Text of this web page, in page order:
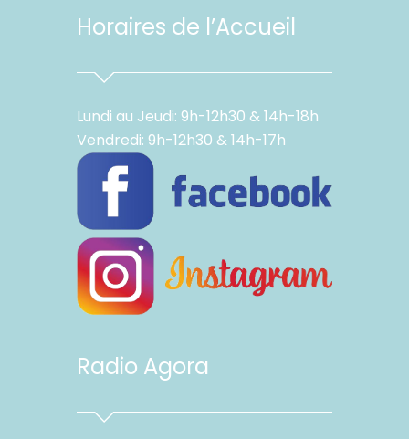
Horaires de l’Accueil
Lundi au Jeudi: 9h-12h30 & 14h-18h
Vendredi: 9h-12h30 & 14h-17h
Radio Agora